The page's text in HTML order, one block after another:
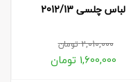
لباس چلسی 2012/13
2,010,000تومان
1,600,000 تومان